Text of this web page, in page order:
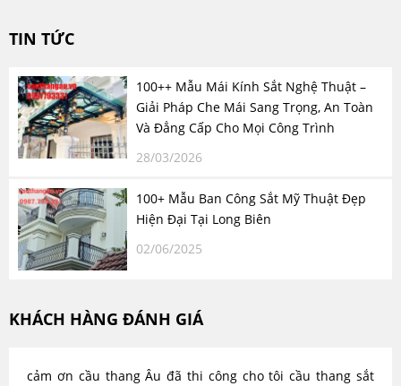
TIN TỨC
100++ Mẫu Mái Kính Sắt Nghệ Thuật –
Giải Pháp Che Mái Sang Trọng, An Toàn
Và Đẳng Cấp Cho Mọi Công Trình
28/03/2026
100+ Mẫu Ban Công Sắt Mỹ Thuật Đẹp
Hiện Đại Tại Long Biên
02/06/2025
KHÁCH HÀNG ĐÁNH GIÁ
cảm ơn cầu thang Âu đã thi công cho tôi cầu thang sắt